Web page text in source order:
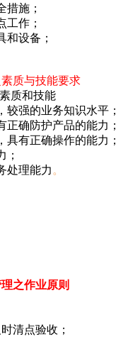
措施；
工作；
和设备；
质与技能要求
质和技能
较强的业务知识水平；
正确防护产品的能力；
具有正确操作的能力；
；
处理能力 。
之作业原则
清点验收；